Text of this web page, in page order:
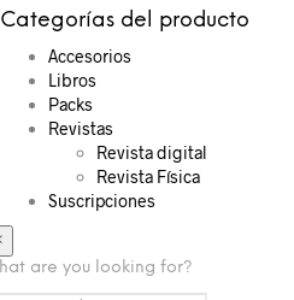
Categorías del producto
Accesorios
Libros
Packs
Revistas
Revista digital
Revista Física
Suscripciones
are you looking for?